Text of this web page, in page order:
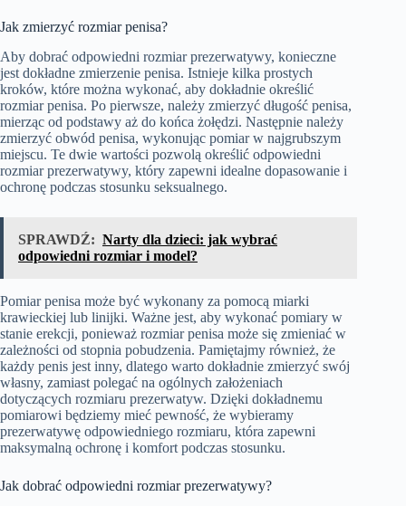
Jak zmierzyć rozmiar penisa?
Aby dobrać odpowiedni rozmiar prezerwatywy, konieczne
jest dokładne zmierzenie penisa. Istnieje kilka prostych
kroków, które można wykonać, aby dokładnie określić
rozmiar penisa. Po pierwsze, należy zmierzyć długość penisa,
mierząc od podstawy aż do końca żołędzi. Następnie należy
zmierzyć obwód penisa, wykonując pomiar w najgrubszym
miejscu. Te dwie wartości pozwolą określić odpowiedni
rozmiar prezerwatywy, który zapewni idealne dopasowanie i
ochronę podczas stosunku seksualnego.
SPRAWDŹ: Narty dla dzieci: jak wybrać
odpowiedni rozmiar i model?
Pomiar penisa może być wykonany za pomocą miarki
krawieckiej lub linijki. Ważne jest, aby wykonać pomiary w
stanie erekcji, ponieważ rozmiar penisa może się zmieniać w
zależności od stopnia pobudzenia. Pamiętajmy również, że
każdy penis jest inny, dlatego warto dokładnie zmierzyć swój
własny, zamiast polegać na ogólnych założeniach
dotyczących rozmiaru prezerwatyw. Dzięki dokładnemu
pomiarowi będziemy mieć pewność, że wybieramy
prezerwatywę odpowiedniego rozmiaru, która zapewni
maksymalną ochronę i komfort podczas stosunku.
Jak dobrać odpowiedni rozmiar prezerwatywy?